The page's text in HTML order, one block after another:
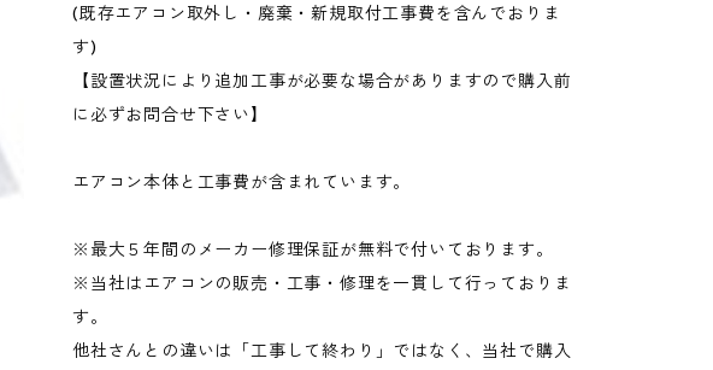
(既存エアコン取外し・廃棄・新規取付工事費を含んでおりま
す)
【設置状況により追加工事が必要な場合がありますので購入前
に必ずお問合せ下さい】
エアコン本体と工事費が含まれています。
※最大５年間のメーカー修理保証が無料で付いております。
※当社はエアコンの販売・工事・修理を一貫して行っておりま
す。
他社さんとの違いは「工事して終わり」ではなく、当社で購入